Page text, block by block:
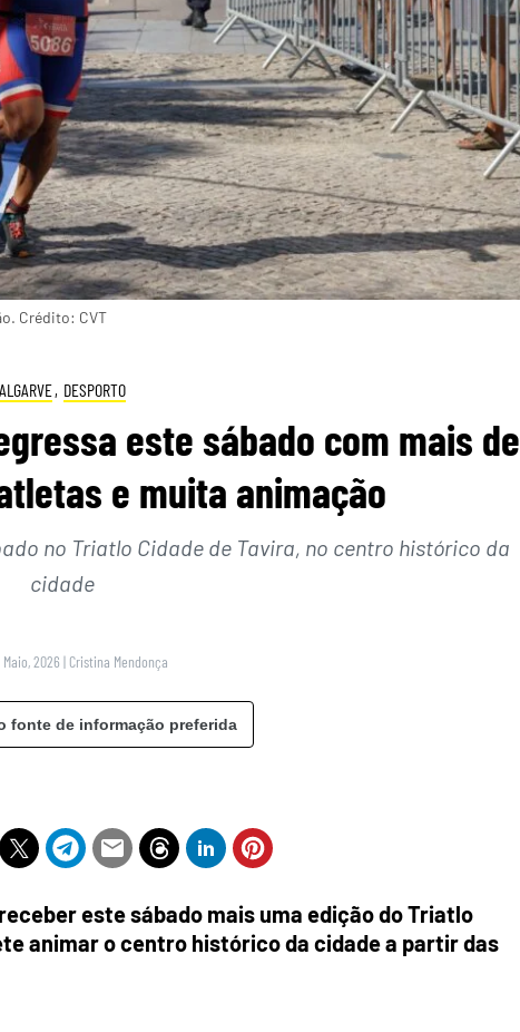
Crédito: CVT
ALGARVE, DESPORTO
este sábado com mais de
e muita animação
no Triatlo Cidade de Tavira, no centro histórico da
cidade
Maio, 2026 | Cristina Mendonça
fonte de informação preferida
este sábado mais uma edição do Triatlo
animar o centro histórico da cidade a partir das